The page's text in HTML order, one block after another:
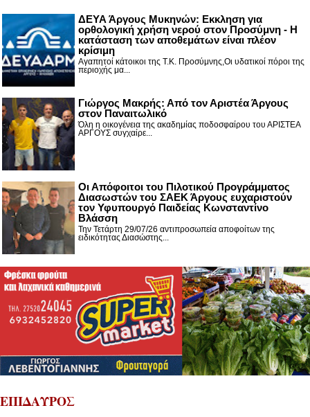
ΔΕΥΑ Άργους Μυκηνών: Εκκληση για
ορθολογική χρήση νερού στον Προσύμνη - Η
κατάσταση των αποθεμάτων είναι πλέον
κρίσιμη
Αγαπητοί κάτοικοι της Τ.Κ. Προσύμνης,Οι υδατικοί πόροι της
περιοχής μα...
Γιώργος Μακρής: Από τον Αριστέα Άργους
στον Παναιτωλικό
Όλη η οικογένεια της ακαδημίας ποδοσφαίρου του ΑΡΙΣΤΕΑ
ΑΡΓΟΥΣ συγχαίρε...
Οι Απόφοιτοι του Πιλοτικού Προγράμματος
Διασωστών του ΣΑΕΚ Άργους ευχαριστούν
τον Υφυπουργό Παιδείας Κωνσταντίνο
Βλάσση
Την Τετάρτη 29/07/26 αντιπροσωπεία αποφοίτων της
ειδικότητας Διασώστης...
ΕΠΙΔΑΥΡΟΣ